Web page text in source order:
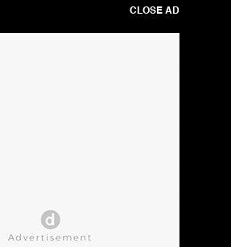
CLOSE AD